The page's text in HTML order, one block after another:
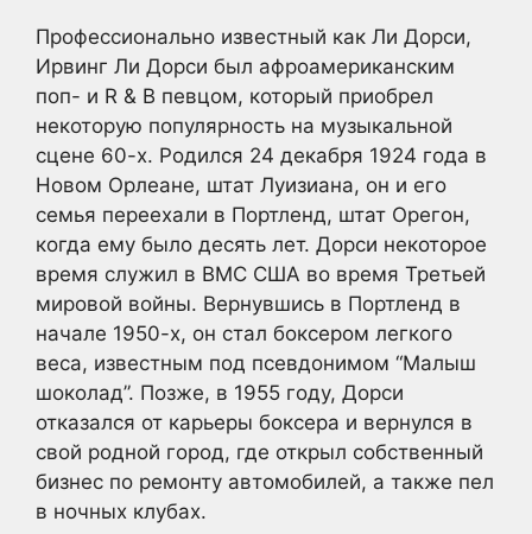
Профессионально известный как Ли Дорси,
Ирвинг Ли Дорси был афроамериканским
поп- и R & B певцом, который приобрел
некоторую популярность на музыкальной
сцене 60-х. Родился 24 декабря 1924 года в
Новом Орлеане, штат Луизиана, он и его
семья переехали в Портленд, штат Орегон,
когда ему было десять лет. Дорси некоторое
время служил в ВМС США во время Третьей
мировой войны. Вернувшись в Портленд в
начале 1950-х, он стал боксером легкого
веса, известным под псевдонимом “Малыш
шоколад”. Позже, в 1955 году, Дорси
отказался от карьеры боксера и вернулся в
свой родной город, где открыл собственный
бизнес по ремонту автомобилей, а также пел
в ночных клубах.